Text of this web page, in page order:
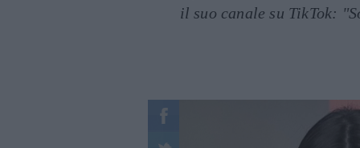
il suo canale su TikTok: